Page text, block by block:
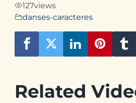
127views
danses-caracteres
Related